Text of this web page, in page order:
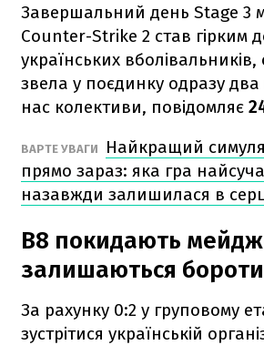
Завершальний день Stage 3
Counter-Strike 2 став гірким
українських вболівальників,
звела у поєдинку одразу
нас колективи, повідомляє
ВАРТЕ УВАГИ
Найкращий
прямо зараз: яка гра
назавжди залишилася в
B8 покидають
залишаються
За рахунку 0:2 у груповому
зустрітися українській